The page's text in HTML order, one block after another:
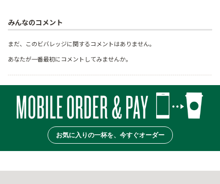
みんなのコメント
まだ、このビバレッジに関するコメントはありません。
あなたが一番最初にコメントしてみませんか。
お気に入りの一杯を、今すぐオーダー